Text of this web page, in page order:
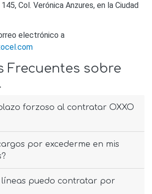
Col. Verónica Anzures, en la Ciudad
electrónico a
Frecuentes sobre
forzoso al contratar OXXO
por excederme en mis
líneas puedo contratar por